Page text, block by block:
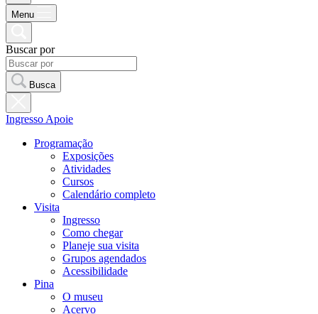
Menu
Buscar por
Busca
Ingresso Apoie
Programação
Exposições
Atividades
Cursos
Calendário completo
Visita
Ingresso
Como chegar
Planeje sua visita
Grupos agendados
Acessibilidade
Pina
O museu
Acervo